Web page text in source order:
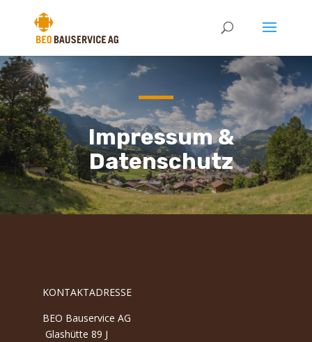
Impressum &
Datenschutz
KONTAKTADRESSE
BEO Bauservice AG
Glashütte 89 J